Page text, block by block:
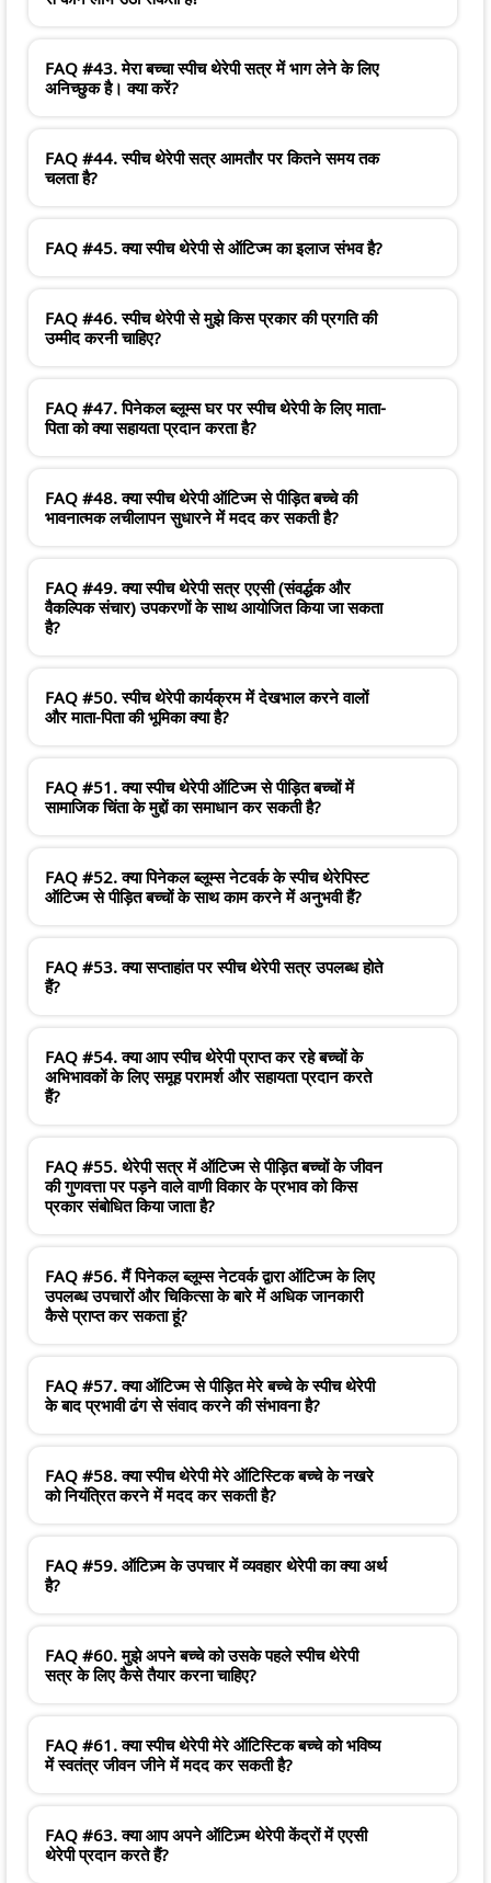
FAQ #43. मेरा बच्चा स्पीच थेरेपी सत्र में भाग लेने के लिए
अनिच्छुक है। क्या करें?
FAQ #44. स्पीच थेरेपी सत्र आमतौर पर कितने समय तक
चलता है?
FAQ #45. क्या स्पीच थेरेपी से ऑटिज्म का इलाज संभव है?
FAQ #46. स्पीच थेरेपी से मुझे किस प्रकार की प्रगति की
उम्मीद करनी चाहिए?
FAQ #47. पिनेकल ब्लूम्स घर पर स्पीच थेरेपी के लिए माता-
पिता को क्या सहायता प्रदान करता है?
FAQ #48. क्या स्पीच थेरेपी ऑटिज्म से पीड़ित बच्चे की
भावनात्मक लचीलापन सुधारने में मदद कर सकती है?
FAQ #49. क्या स्पीच थेरेपी सत्र एएसी (संवर्द्धक और
वैकल्पिक संचार) उपकरणों के साथ आयोजित किया जा सकता
है?
FAQ #50. स्पीच थेरेपी कार्यक्रम में देखभाल करने वालों
और माता-पिता की भूमिका क्या है?
FAQ #51. क्या स्पीच थेरेपी ऑटिज्म से पीड़ित बच्चों में
सामाजिक चिंता के मुद्दों का समाधान कर सकती है?
FAQ #52. क्या पिनेकल ब्लूम्स नेटवर्क के स्पीच थेरेपिस्ट
ऑटिज्म से पीड़ित बच्चों के साथ काम करने में अनुभवी हैं?
FAQ #53. क्या सप्ताहांत पर स्पीच थेरेपी सत्र उपलब्ध होते
हैं?
FAQ #54. क्या आप स्पीच थेरेपी प्राप्त कर रहे बच्चों के
अभिभावकों के लिए समूह परामर्श और सहायता प्रदान करते
हैं?
FAQ #55. थेरेपी सत्र में ऑटिज्म से पीड़ित बच्चों के जीवन
की गुणवत्ता पर पड़ने वाले वाणी विकार के प्रभाव को किस
प्रकार संबोधित किया जाता है?
FAQ #56. मैं पिनेकल ब्लूम्स नेटवर्क द्वारा ऑटिज्म के लिए
उपलब्ध उपचारों और चिकित्सा के बारे में अधिक जानकारी
कैसे प्राप्त कर सकता हूं?
FAQ #57. क्या ऑटिज्म से पीड़ित मेरे बच्चे के स्पीच थेरेपी
के बाद प्रभावी ढंग से संवाद करने की संभावना है?
FAQ #58. क्या स्पीच थेरेपी मेरे ऑटिस्टिक बच्चे के नखरे
को नियंत्रित करने में मदद कर सकती है?
FAQ #59. ऑटिज़्म के उपचार में व्यवहार थेरेपी का क्या अर्थ
है?
FAQ #60. मुझे अपने बच्चे को उसके पहले स्पीच थेरेपी
सत्र के लिए कैसे तैयार करना चाहिए?
FAQ #61. क्या स्पीच थेरेपी मेरे ऑटिस्टिक बच्चे को भविष्य
में स्वतंत्र जीवन जीने में मदद कर सकती है?
FAQ #63. क्या आप अपने ऑटिज़्म थेरेपी केंद्रों में एएसी
थेरेपी प्रदान करते हैं?